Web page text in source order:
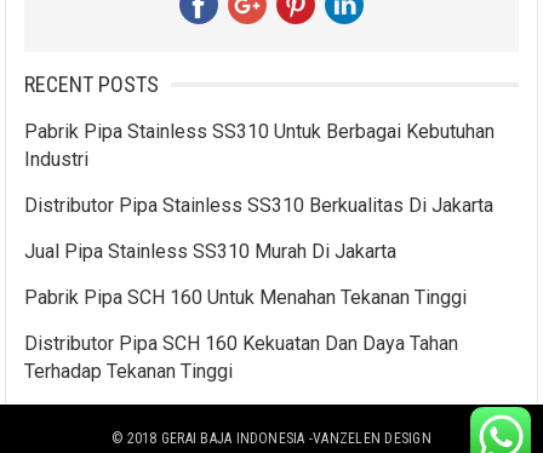
RECENT POSTS
Pabrik Pipa Stainless SS310 Untuk Berbagai Kebutuhan
Industri
Distributor Pipa Stainless SS310 Berkualitas Di Jakarta
Jual Pipa Stainless SS310 Murah Di Jakarta
Pabrik Pipa SCH 160 Untuk Menahan Tekanan Tinggi
Distributor Pipa SCH 160 Kekuatan Dan Daya Tahan
Terhadap Tekanan Tinggi
© 2018 GERAI BAJA INDONESIA -VANZELEN DESIGN